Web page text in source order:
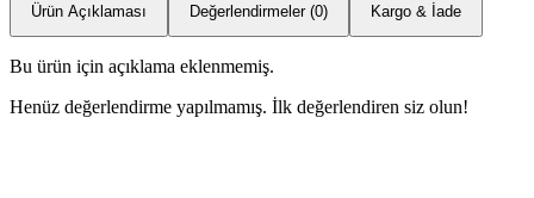
Ürün Açıklaması Değerlendirmeler (0) Kargo & İade
Bu ürün için açıklama eklenmemiş.
Henüz değerlendirme yapılmamış. İlk değerlendiren siz olun!